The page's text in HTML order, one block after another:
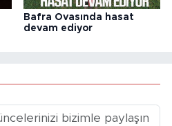
Bafra Ovasında hasat
devam ediyor